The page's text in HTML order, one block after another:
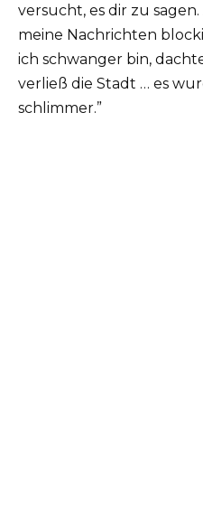
versucht, es dir zu
meine Nachrichten
ich schwanger bin,
verließ die Stadt … es
schlimmer.”